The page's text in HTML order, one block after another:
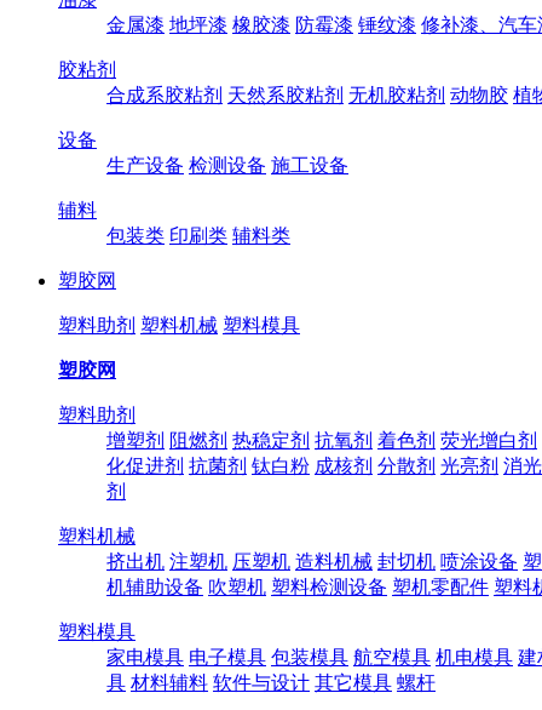
金属漆 地坪漆 橡胶漆 防霉漆 锤纹漆 修补漆、汽车
胶粘剂
合成系胶粘剂 天然系胶粘剂 无机胶粘剂 动物胶 植
设备
生产设备 检测设备 施工设备
辅料
包装类 印刷类 辅料类
塑胶网
塑料助剂 塑料机械 塑料模具
塑胶网
塑料助剂
增塑剂 阻燃剂 热稳定剂 抗氧剂 着色剂 荧光增白剂
化促进剂 抗菌剂 钛白粉 成核剂 分散剂 光亮剂 消
剂
塑料机械
挤出机 注塑机 压塑机 造料机械 封切机 喷涂设备
机辅助设备 吹塑机 塑料检测设备 塑机零配件 塑料
塑料模具
家电模具 电子模具 包装模具 航空模具 机电模具 建
具 材料辅料 软件与设计 其它模具 螺杆